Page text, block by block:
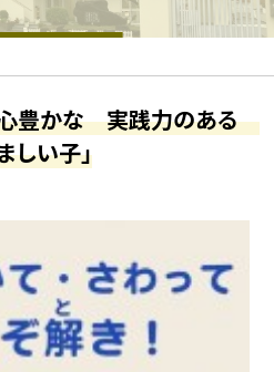
心豊かな 実践力のある
しい子」